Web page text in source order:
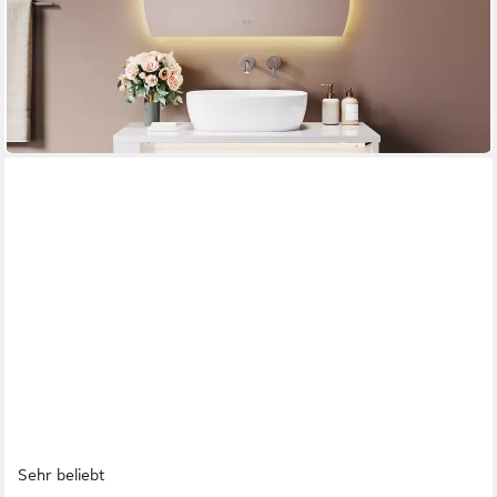
Waschbeckenunterschrank Waschbeckenunterschrank Breite
60 cm mit Sensorleuchte
60 x 60 x 30 cm
B/H/T
ab 78,99 € UVP103,99 €
-24%
in 6-7 Werktagen bei dir
Sehr beliebt